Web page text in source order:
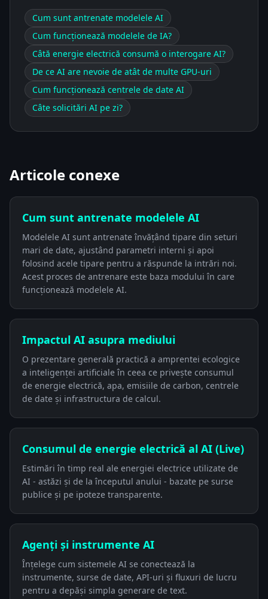
Cum sunt antrenate modelele AI
Cum funcționează modelele de IA?
Câtă energie electrică consumă o interogare AI?
De ce AI are nevoie de atât de multe GPU-uri
Cum funcționează centrele de date AI
Câte solicitări AI pe zi?
Articole conexe
Cum sunt antrenate modelele AI
Modelele AI sunt antrenate învățând tipare din seturi
mari de date, ajustând parametri interni și apoi
folosind acele tipare pentru a răspunde la intrări noi.
Acest proces de antrenare este baza modului în care
funcționează modelele AI.
Impactul AI asupra mediului
O prezentare generală practică a amprentei ecologice
a inteligenței artificiale în ceea ce privește consumul
de energie electrică, apa, emisiile de carbon, centrele
de date și infrastructura de calcul.
Consumul de energie electrică al AI (Live)
Estimări în timp real ale energiei electrice utilizate de
AI - astăzi și de la începutul anului - bazate pe surse
publice și pe ipoteze transparente.
Agenți și instrumente AI
Înțelege cum sistemele AI se conectează la
instrumente, surse de date, API-uri și fluxuri de lucru
pentru a depăși simpla generare de text.